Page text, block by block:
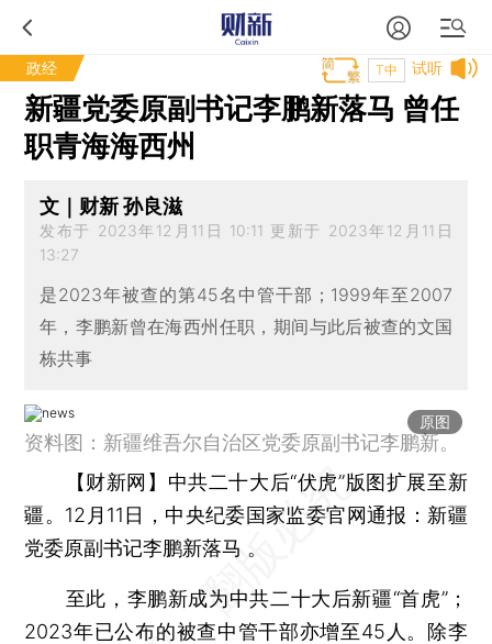
政经 试听
T中
新疆党委原副书记李鹏新落马 曾任
职青海海西州
文｜财新 孙良滋
发布于 2023年12月11日 10:11 更新于 2023年12月11日
13:27
是2023年被查的第45名中管干部；1999年至2007
年，李鹏新曾在海西州任职，期间与此后被查的文国
栋共事
原图
资料图：新疆维吾尔自治区党委原副书记李鹏新。
【财新网】 中共二十大后“伏虎”版图扩展至新
疆。12月11日，中央纪委国家监委官网通报：新疆
党委原副书记李鹏新落马 。
至此，李鹏新成为中共二十大后新疆“首虎”；
2023年已公布的被查中管干部亦增至45人。除李